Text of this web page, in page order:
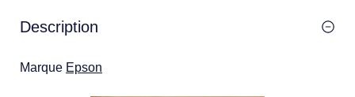
Description
Marque Epson